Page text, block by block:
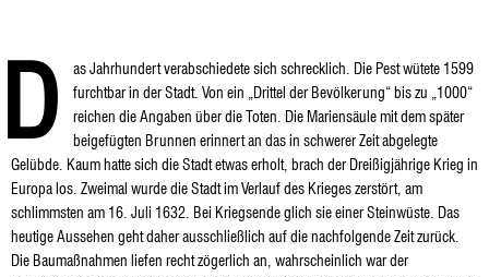
D
as Jahrhundert verabschiedete sich schrecklich. Die Pest wütete 1599
furchtbar in der Stadt. Von ein „Drittel der Bevölkerung“ bis zu „1000“
reichen die Angaben über die Toten. Die Mariensäule mit dem später
beigefügten Brunnen erinnert an das in schwerer Zeit abgelegte
Gelübde. Kaum hatte sich die Stadt etwas erholt, brach der Dreißigjährige Krieg in
Europa los. Zweimal wurde die Stadt im Verlauf des Krieges zerstört, am
schlimmsten am 16. Juli 1632. Bei Kriegsende glich sie einer Steinwüste. Das
heutige Aussehen geht daher ausschließlich auf die nachfolgende Zeit zurück.
Die Baumaßnahmen liefen recht zögerlich an, wahrscheinlich war der